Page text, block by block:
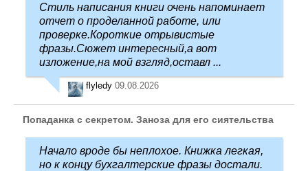
Стиль написания книги очень напоминает
отчет о проделанной работе, или
проверке.Короткие отрывистые
фразы.Сюжет интересный,а вот
изложение,на мой взгляд,оставл ...
flyledy 09.08.2026
Попаданка с секретом. Заноза для его сиятельства
Начало вроде бы неплохое. Книжка легкая,
но к концу бухгалтерские фразы достали.